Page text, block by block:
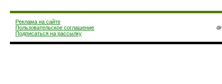
Реклама на сайте
Пользовательское соглашение
Подписаться на рассылку